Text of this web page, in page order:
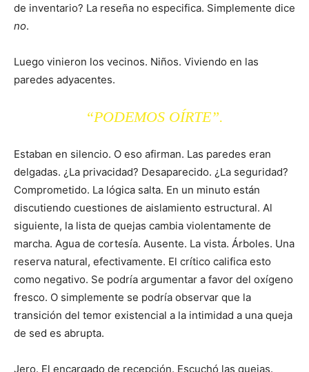
de inventario? La reseña no especifica. Simplemente dice
no.
Luego vinieron los vecinos. Niños. Viviendo en las
paredes adyacentes.
“PODEMOS OÍRTE”.
Estaban en silencio. O eso afirman. Las paredes eran
delgadas. ¿La privacidad? Desaparecido. ¿La seguridad?
Comprometido. La lógica salta. En un minuto están
discutiendo cuestiones de aislamiento estructural. Al
siguiente, la lista de quejas cambia violentamente de
marcha. Agua de cortesía. Ausente. La vista. Árboles. Una
reserva natural, efectivamente. El crítico califica esto
como negativo. Se podría argumentar a favor del oxígeno
fresco. O simplemente se podría observar que la
transición del temor existencial a la intimidad a una queja
de sed es abrupta.
Jero. El encargado de recepción. Escuchó las quejas.